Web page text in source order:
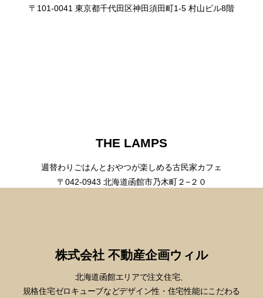
〒101-0041 東京都千代田区神田須田町1-5 村山ビル8階
THE LAMPS
週替わりごはんとおやつが楽しめる古民家カフェ
〒042-0943 北海道函館市乃木町２−２０
株式会社 不動産企画ウィル
北海道函館エリアで注文住宅、
規格住宅ゼロキューブなどデザイン性・ 住宅性能にこだわる